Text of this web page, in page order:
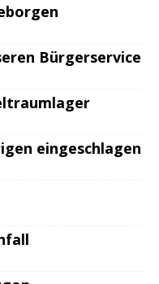
Bürgerservice
eingeschlagen